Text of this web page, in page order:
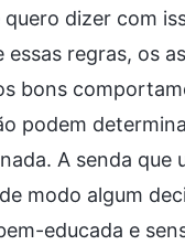
quero dizer com
essas regras, os
bons
podem
A senda que
modo algum
educada e